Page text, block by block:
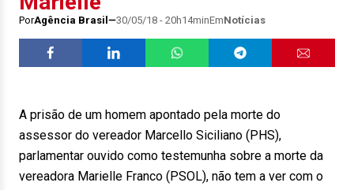
PorAgência Brasil 30/05/18 - 20h14minEmNotícias
A prisão de um homem apontado pela morte do
assessor do vereador Marcello Siciliano (PHS),
parlamentar ouvido como testemunha sobre a morte da
vereadora Marielle Franco (PSOL), não tem a ver com o